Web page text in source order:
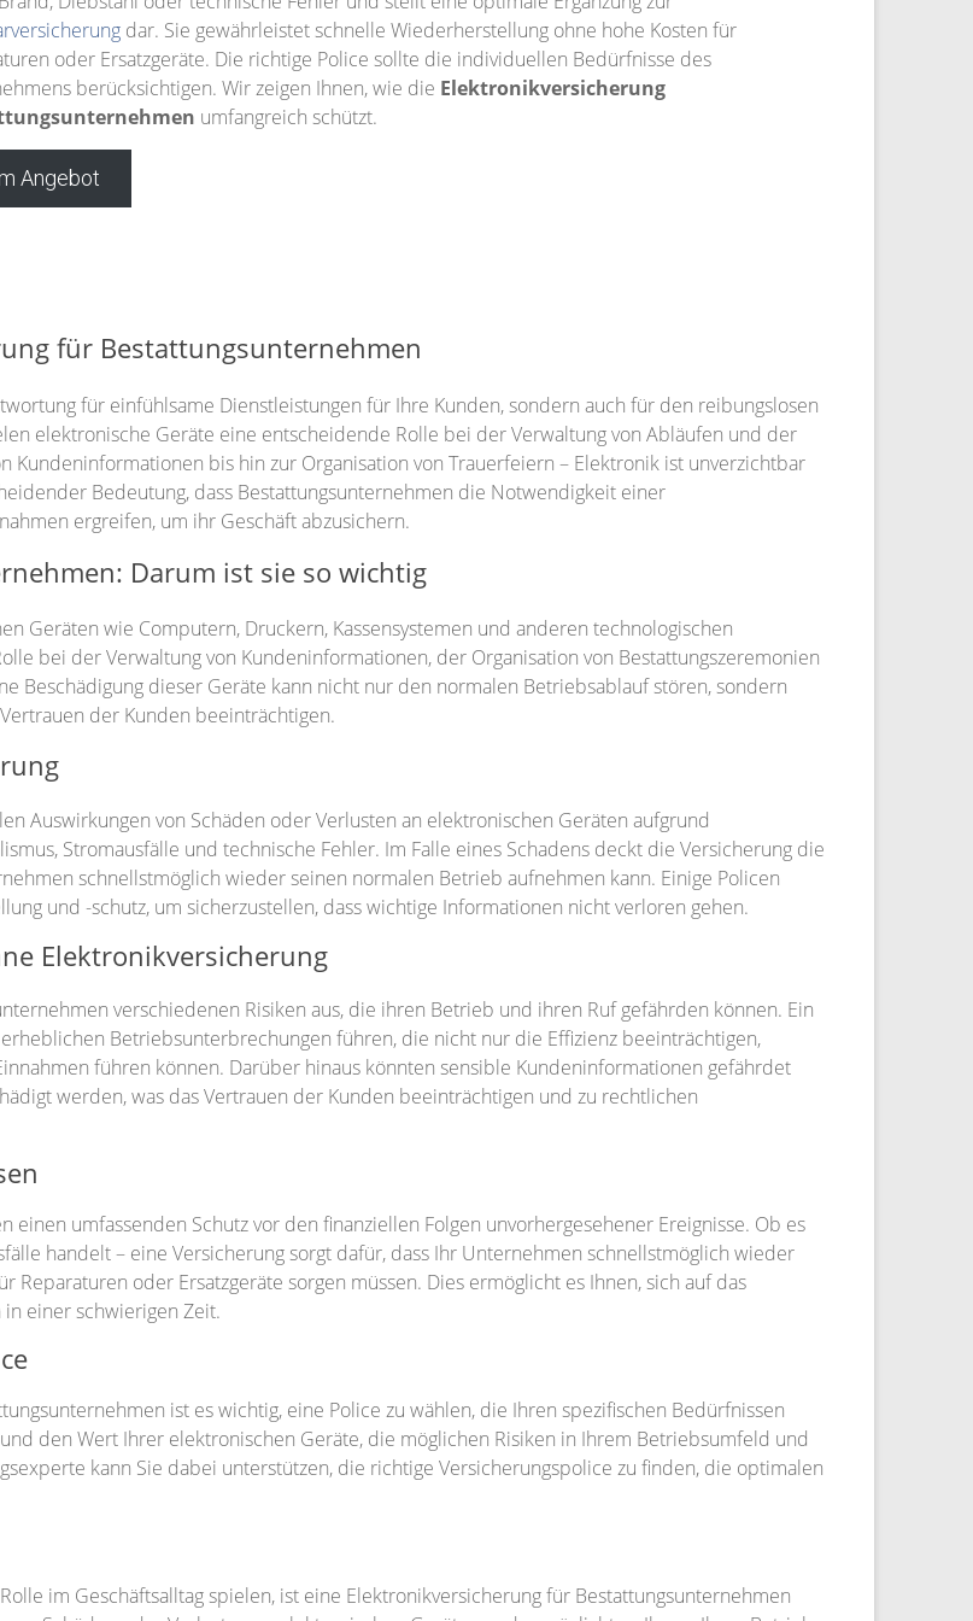
dar. Sie gewährleistet schnelle Wiederherstellung ohne hohe Kosten für
oder Ersatzgeräte. Die richtige Police sollte die individuellen Bedürfnisse des
berücksichtigen. Wir zeigen Ihnen, wie die Elektronikversicherung
umfangreich schützt.
Angebot
für Bestattungsunternehmen
für einfühlsame Dienstleistungen für Ihre Kunden, sondern auch für den reibungslosen
elektronische Geräte eine entscheidende Rolle bei der Verwaltung von Abläufen und der
Kundeninformationen bis hin zur Organisation von Trauerfeiern – Elektronik ist unverzichtbar
Bedeutung, dass Bestattungsunternehmen die Notwendigkeit einer
ergreifen, um ihr Geschäft abzusichern.
Darum ist sie so wichtig
Geräten wie Computern, Druckern, Kassensystemen und anderen technologischen
bei der Verwaltung von Kundeninformationen, der Organisation von Bestattungszeremonien
Beschädigung dieser Geräte kann nicht nur den normalen Betriebsablauf stören, sondern
der Kunden beeinträchtigen.
Auswirkungen von Schäden oder Verlusten an elektronischen Geräten aufgrund
Stromausfälle und technische Fehler. Im Falle eines Schadens deckt die Versicherung die
schnellstmöglich wieder seinen normalen Betrieb aufnehmen kann. Einige Policen
und -schutz, um sicherzustellen, dass wichtige Informationen nicht verloren gehen.
Elektronikversicherung
verschiedenen Risiken aus, die ihren Betrieb und ihren Ruf gefährden können. Ein
Betriebsunterbrechungen führen, die nicht nur die Effizienz beeinträchtigen,
führen können. Darüber hinaus könnten sensible Kundeninformationen gefährdet
werden, was das Vertrauen der Kunden beeinträchtigen und zu rechtlichen
umfassenden Schutz vor den finanziellen Folgen unvorhergesehener Ereignisse. Ob es
handelt – eine Versicherung sorgt dafür, dass Ihr Unternehmen schnellstmöglich wieder
Reparaturen oder Ersatzgeräte sorgen müssen. Dies ermöglicht es Ihnen, sich auf das
einer schwierigen Zeit.
ist es wichtig, eine Police zu wählen, die Ihren spezifischen Bedürfnissen
den Wert Ihrer elektronischen Geräte, die möglichen Risiken in Ihrem Betriebsumfeld und
kann Sie dabei unterstützen, die richtige Versicherungspolice zu finden, die optimalen
im Geschäftsalltag spielen, ist eine Elektronikversicherung für Bestattungsunternehmen